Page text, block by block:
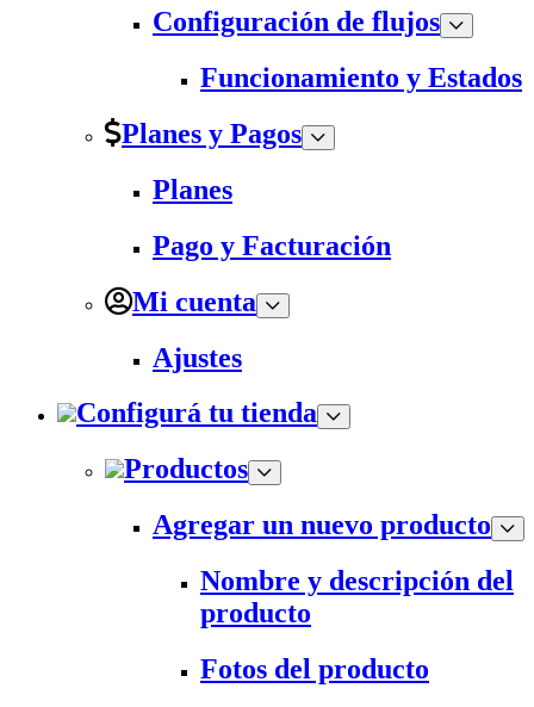
Configuración de flujos
Funcionamiento y Estados
Planes y Pagos
Planes
Pago y Facturación
Mi cuenta
Ajustes
Configurá tu tienda
Productos
Agregar un nuevo producto
Nombre y descripción del
producto
Fotos del producto